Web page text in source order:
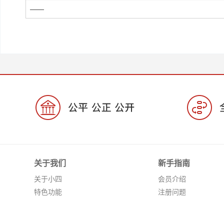
——
关于我们
关于小四
特色功能
新手指南
会员介绍
注册问题